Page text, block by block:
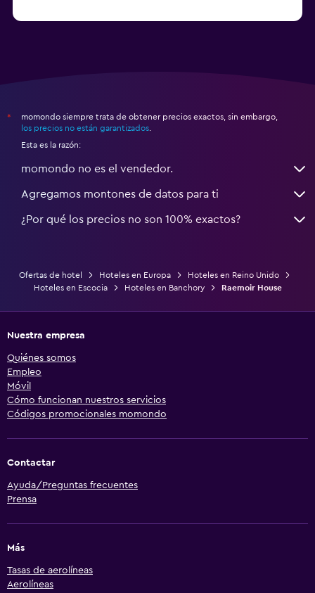
*
momondo siempre trata de obtener precios exactos, sin embargo,
los precios no están garantizados
Esta es la razón:
momondo no es el vendedor.
Agregamos montones de datos para ti
¿Por qué los precios no son 100% exactos?
Ofertas de hotel Hoteles en Europa
Hoteles en Reino Unido
Hoteles en Escocia
Hoteles en Banchory Raemoir House
Nuestra empresa
Quiénes somos
Empleo
Móvil
Cómo funcionan nuestros servicios
Códigos promocionales momondo
Contactar
Ayuda/Preguntas frecuentes
Prensa
Más
Tasas de aerolíneas
Aerolíneas